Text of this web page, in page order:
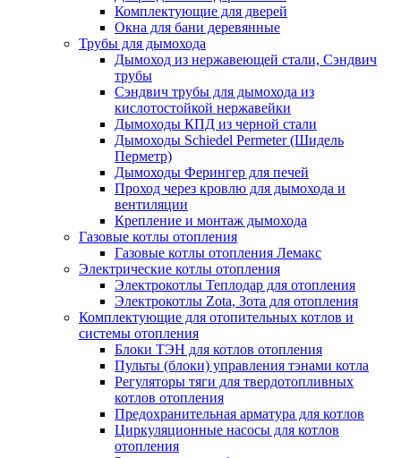
Комплектующие для дверей
Окна для бани деревянные
Трубы для дымохода
Дымоход из нержавеющей стали, Сэндвич
трубы
Сэндвич трубы для дымохода из
кислотостойкой нержавейки
Дымоходы КПД из черной стали
Дымоходы Schiedel Permeter (Шидель
Перметр)
Дымоходы Ферингер для печей
Проход через кровлю для дымохода и
вентиляции
Крепление и монтаж дымохода
Газовые котлы отопления
Газовые котлы отопления Лемакс
Электрические котлы отопления
Электрокотлы Теплодар для отопления
Электрокотлы Zota, Зота для отопления
Комплектующие для отопительных котлов и
системы отопления
Блоки ТЭН для котлов отопления
Пульты (блоки) управления тэнами котла
Регуляторы тяги для твердотопливных
котлов отопления
Предохранительная арматура для котлов
Циркуляционные насосы для котлов
отопления